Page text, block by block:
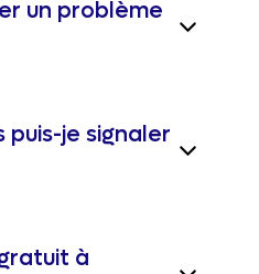
un problème
puis-je signaler
à